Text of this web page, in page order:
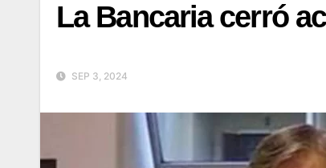
La Bancaria cerró
SEP 3, 2024